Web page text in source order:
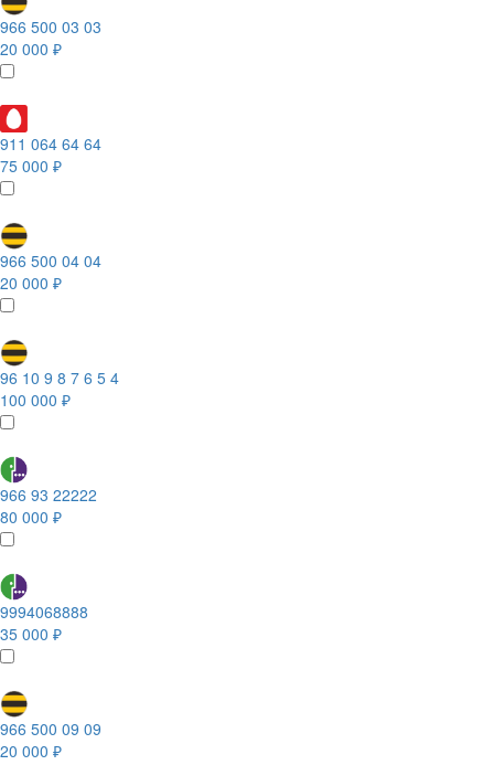
966 500 03 03
20 000 ₽
911 064 64 64
75 000 ₽
966 500 04 04
20 000 ₽
96 10 9 8 7 6 5 4
100 000 ₽
966 93 22222
80 000 ₽
9994068888
35 000 ₽
966 500 09 09
20 000 ₽